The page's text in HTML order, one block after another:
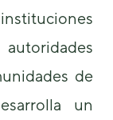
de
un